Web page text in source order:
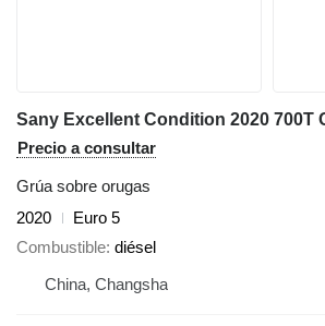
Sany Excellent Condition 2020 700T
Precio a consultar
Grúa sobre orugas
2020
Euro 5
Combustible diésel
China, Changsha